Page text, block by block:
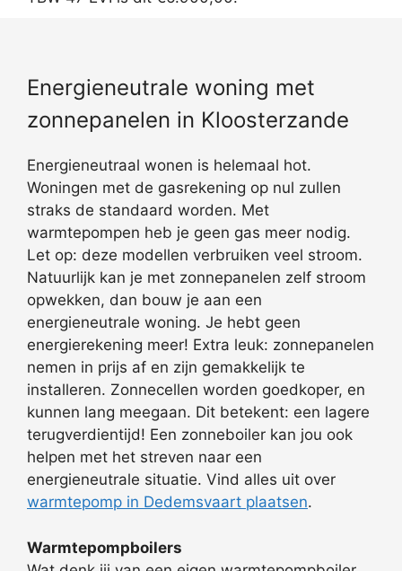
Energieneutrale woning met
zonnepanelen in Kloosterzande
Energieneutraal wonen is helemaal hot.
Woningen met de gasrekening op nul zullen
straks de standaard worden. Met
warmtepompen heb je geen gas meer nodig.
Let op: deze modellen verbruiken veel stroom.
Natuurlijk kan je met zonnepanelen zelf stroom
opwekken, dan bouw je aan een
energieneutrale woning. Je hebt geen
energierekening meer! Extra leuk: zonnepanelen
nemen in prijs af en zijn gemakkelijk te
installeren. Zonnecellen worden goedkoper, en
kunnen lang meegaan. Dit betekent: een lagere
terugverdientijd! Een zonneboiler kan jou ook
helpen met het streven naar een
energieneutrale situatie. Vind alles uit over
warmtepomp in Dedemsvaart plaatsen.
Warmtepompboilers